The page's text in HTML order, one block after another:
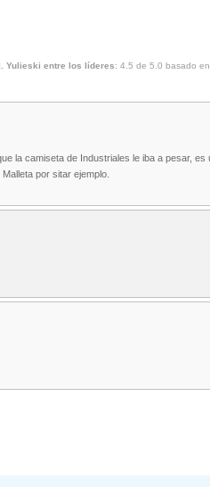
Yulieski entre los líderes: 4.5 de 5.0 basado en
la camiseta de Industriales le iba a pesar, es
por sitar ejemplo.